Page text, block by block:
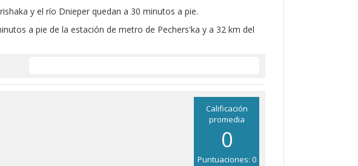
y el río Dnieper quedan a 30 minutos a pie.
a pie de la estación de metro de Pechers'ka y a 32 km del
Calificación
promedia
0
Puntuaciones: 0